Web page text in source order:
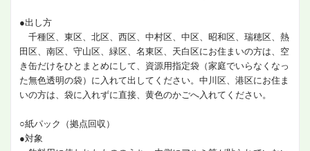
●出し方
千種区、東区、北区、西区、中村区、中区、昭和区、瑞穂区、熱
田区、南区、守山区、緑区、名東区、天白区にお住まいの方は、空
き缶だけをひとまとめにして、資源用指定袋（家庭でいらなくなっ
た無色透明の袋）に入れて出してください。中川区、港区にお住ま
いの方は、袋に入れずに直接、黄色のかごへ入れてください。
○紙パック（拠点回収）
●対象